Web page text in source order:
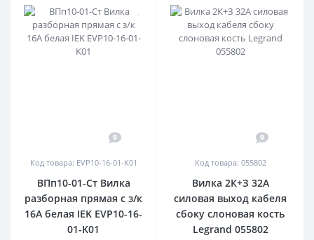
0
Код товара: EVP10-16-01-K01
ВПп10-01-Ст Вилка
разборная прямая с з/к
16А белая IEK EVP10-16-
01-K01
0
Код товара: 055802
Вилка 2К+З 32А
силовая выход кабеля
сбоку слоновая кость
Legrand 055802